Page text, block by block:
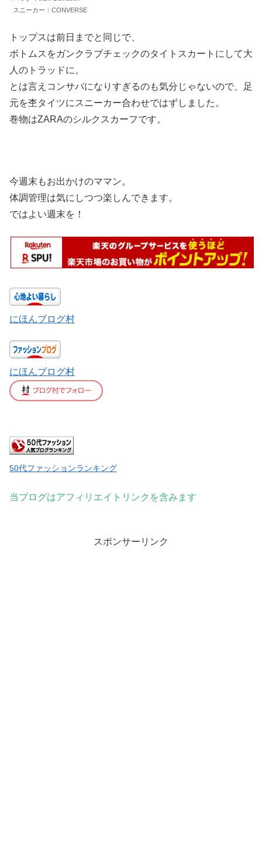
スニーカー：CONVERSE
トップスは前日までと同じで、
ボトムスをガンクラブチェックのタイトスカートにして大
人のトラッドに。
とは言えコンサバになりすぎるのも気分じゃないので、足
元を杢タイツにスニーカー合わせではずしました。
巻物はZARAのシルクスカーフです。
今週末もお出かけのママン。
体調管理は気にしつつ楽しんできます。
ではよい週末を！
にほんブログ村
にほんブログ村
50代ファッションランキング
当ブログはアフィリエイトリンクを含みます
スポンサーリンク